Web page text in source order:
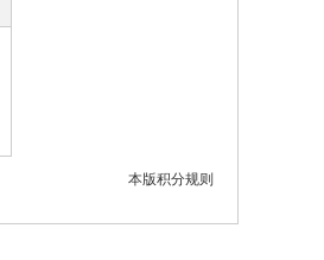
本版积分规则